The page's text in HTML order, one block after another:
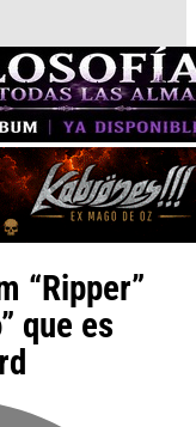
“Ripper”
que es